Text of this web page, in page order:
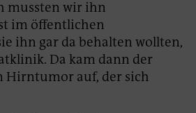
mussten wir ihn
im öffentlichen
ihn gar da behalten wollten,
Da kam dann der
Hirntumor auf, der sich